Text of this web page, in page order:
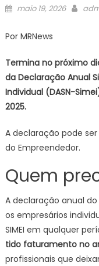
Posted
maio 19, 2026
Por MRNews
Termina no próximo
da Declaração Anual
Individual (DASN-
2025.
A declaração pode ser
do Empreendedor.
Quem
A declaração anual
os empresários
SIMEI em qualquer
tido faturamento no
profissionais que